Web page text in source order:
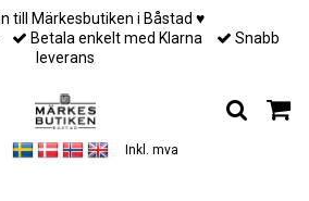
till Märkesbutiken i Båstad ♥︎
Betala enkelt med Klarna
Snabb
leverans
Inkl. mva